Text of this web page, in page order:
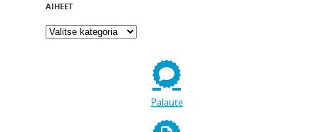
AIHEET
Palaute